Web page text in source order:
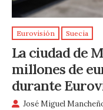
Eurovisión Suecia
La ciudad de
millones de
durante
José Miguel